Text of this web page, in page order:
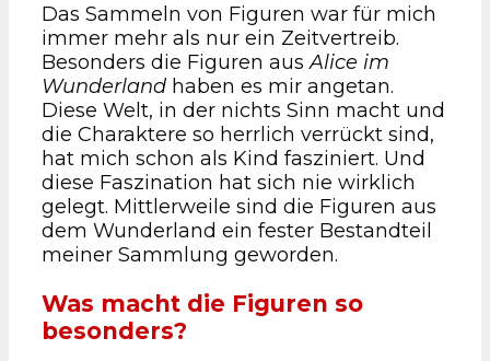
Das Sammeln von Figuren war für mich
immer mehr als nur ein Zeitvertreib.
Besonders die Figuren ausAlice im
Wunderland haben es mir angetan.
Diese Welt, in der nichts Sinn macht und
die Charaktere so herrlich verrückt sind,
hat mich schon als Kind fasziniert. Und
diese Faszination hat sich nie wirklich
gelegt. Mittlerweile sind die Figuren aus
dem Wunderland ein fester Bestandteil
meiner Sammlung geworden.
Was macht die Figuren so
besonders?